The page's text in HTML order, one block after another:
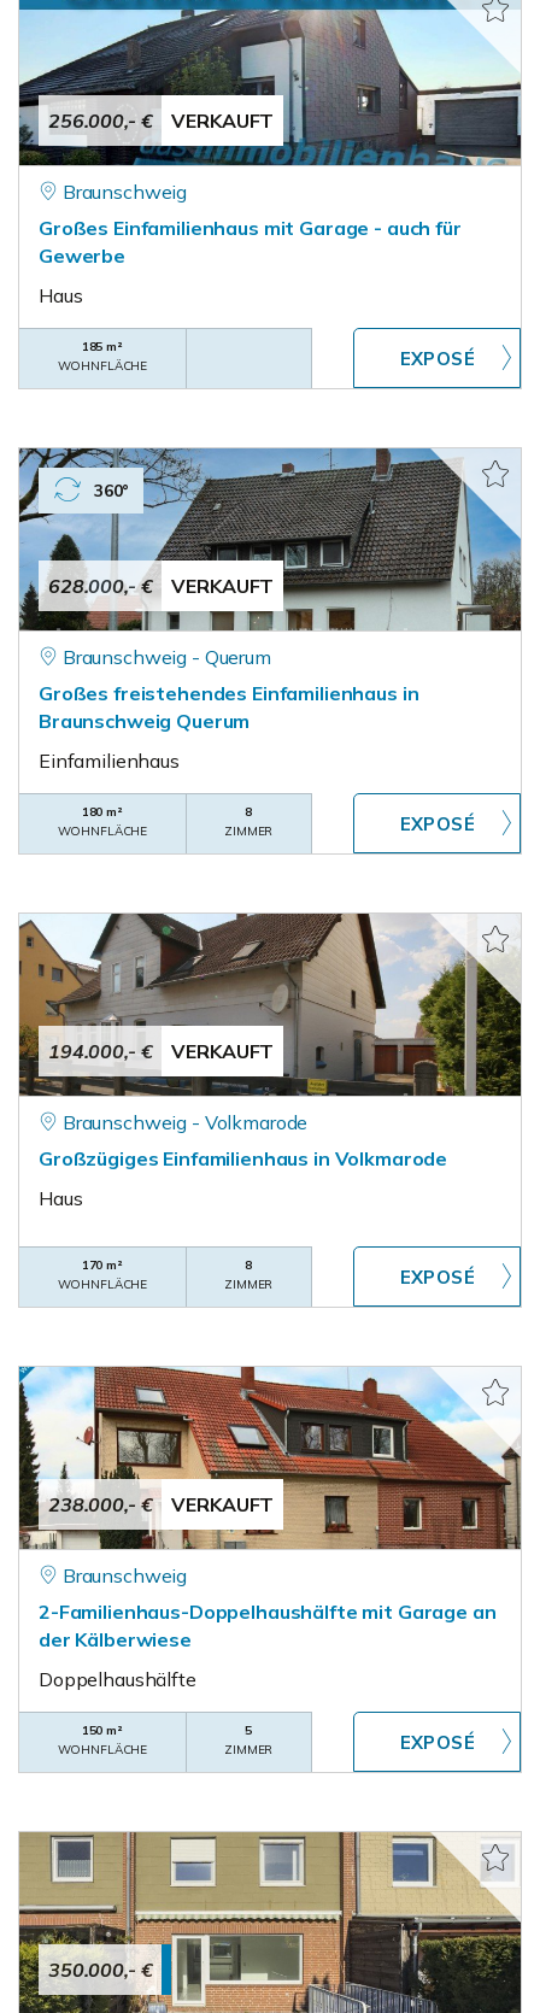
256.000,- € VERKAUFT
Braunschweig
Großes Einfamilienhaus mit Garage - auch für
Gewerbe
Haus
185 m²
WOHNFLÄCHE
628.000,- € VERKAUFT
360°
Braunschweig - Querum
Großes freistehendes Einfamilienhaus in
Braunschweig Querum
Einfamilienhaus
180 m²
WOHNFLÄCHE
8
ZIMMER
194.000,- € VERKAUFT
Braunschweig - Volkmarode
Großzügiges Einfamilienhaus in Volkmarode
Haus
170 m²
WOHNFLÄCHE
8
ZIMMER
238.000,- € VERKAUFT
Braunschweig
2-Familienhaus-Doppelhaushälfte mit Garage an
der Kälberwiese
Doppelhaushälfte
150 m²
WOHNFLÄCHE
5
ZIMMER
350.000,- €